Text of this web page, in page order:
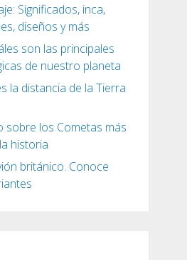
Significados, inca,
diseños y más
son las principales
de nuestro planeta
la distancia de la Tierra
sobre los Cometas más
historia
británico. Conoce